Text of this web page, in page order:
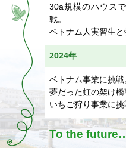
30a規模のハウス
戦。
ベトナム人実習生
2024年
ベトナム事業に挑戦
夢だった虹の架け橋
いちご狩り事業に挑
To the